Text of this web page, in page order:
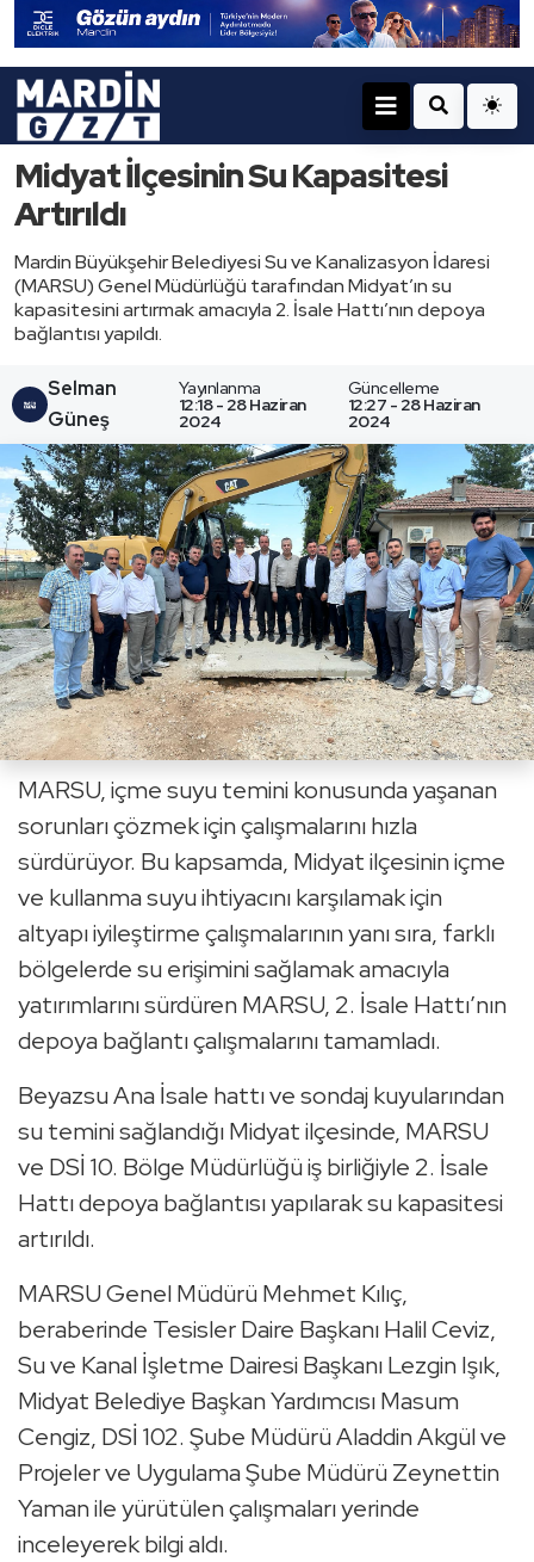
Midyat İlçesinin Su Kapasitesi
Artırıldı
Mardin Büyükşehir Belediyesi Su ve Kanalizasyon İdaresi
(MARSU) Genel Müdürlüğü tarafından Midyat’ın su
kapasitesini artırmak amacıyla 2. İsale Hattı’nın depoya
bağlantısı yapıldı.
Selman
Güneş
Yayınlanma
12:18 - 28 Haziran
2024
Güncelleme
12:27 - 28 Haziran
2024
MARSU, içme suyu temini konusunda yaşanan
sorunları çözmek için çalışmalarını hızla
sürdürüyor. Bu kapsamda, Midyat ilçesinin içme
ve kullanma suyu ihtiyacını karşılamak için
altyapı iyileştirme çalışmalarının yanı sıra, farklı
bölgelerde su erişimini sağlamak amacıyla
yatırımlarını sürdüren MARSU, 2. İsale Hattı’nın
depoya bağlantı çalışmalarını tamamladı.
Beyazsu Ana İsale hattı ve sondaj kuyularından
su temini sağlandığı Midyat ilçesinde, MARSU
ve DSİ 10. Bölge Müdürlüğü iş birliğiyle 2. İsale
Hattı depoya bağlantısı yapılarak su kapasitesi
artırıldı.
MARSU Genel Müdürü Mehmet Kılıç,
beraberinde Tesisler Daire Başkanı Halil Ceviz,
Su ve Kanal İşletme Dairesi Başkanı Lezgin Işık,
Midyat Belediye Başkan Yardımcısı Masum
Cengiz, DSİ 102. Şube Müdürü Aladdin Akgül ve
Projeler ve Uygulama Şube Müdürü Zeynettin
Yaman ile yürütülen çalışmaları yerinde
inceleyerek bilgi aldı.